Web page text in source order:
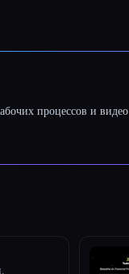
процессов и видео